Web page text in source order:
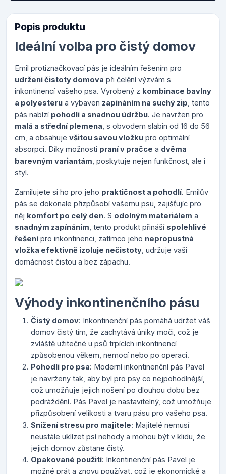
Popis produktu
Ideální volba pro čistý domov
Emil protiznačkovací pás je ideálním řešením pro
udržení čistoty domova při čelění výzvám s
inkontinencí vašeho psa. Vyrobený z kombinace bavlny
a polyesteru a vybaven zapínáním na suchý zip , tento
pás nabízí pohodlí a snadnou údržbu. Je navržen pro
malá a střední plemena , s obvodem slabin od 16 do 56
cm, a obsahuje všitou savou vložku pro optimální
absorpci. Díky možnosti praní v pračce a dvěma
barevným variantám , poskytuje nejen funkčnost, ale i
styl.
Zamilujete si ho pro jeho praktičnost a pohodlí. Emilův
pás se dokonale přizpůsobí vašemu psu, zajišťujíc pro
něj komfort po celý den. S odolným materiálem a
snadným zapínáním , tento produkt přináší spolehlivé
řešení pro inkontinenci, zatímco jeho nepropustná
vložka efektivně izoluje nečistoty , udržuje vaši
domácnost čistou a bez zápachu.
Výhody inkontinenčního pásu
Čistý domov: Inkontinenční pás pomáhá udržet váš
domov čistý tím, že zachytává úniky moči, což je
zvláště užitečné u psů trpících inkontinencí
způsobenou věkem, nemocí nebo po operaci.
Pohodlí pro psa: Moderní inkontinenční pás Pavel
je navrženy tak, aby byl pro psy co nejpohodlnější,
což umožňuje jejich nošení po dlouhou dobu bez
podráždění. Pás Pavel je nastavitelný, což umožňuje
přizpůsobení velikosti a tvaru pásu pro vašeho psa.
Snížení stresu pro majitele: Majitelé nemusí
neustále uklízet psí nehody a mohou být v klidu, že
jejich domov zůstane čistý.
Opakované použití: Inkontinenční pás Pavel je
možné prát a znovu používat, což je ekonomické a